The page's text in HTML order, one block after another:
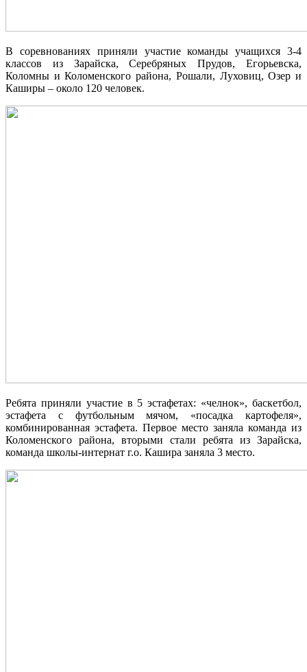
В соревнованиях приняли участие команды учащихся 3-4
классов из Зарайска, Серебряных Прудов, Егорьевска,
Коломны и Коломенского района, Рошали, Луховиц, Озер и
Каширы – около 120 человек.
Ребята приняли участие в 5 эстафетах: «челнок», баскетбол,
эстафета с футбольным мячом, «посадка картофеля»,
комбинированная эстафета. Первое место заняла команда из
Коломенского района, вторыми стали ребята из Зарайска,
команда школы-интернат г.о. Кашира заняла 3 место.